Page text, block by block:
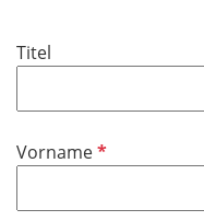
c
f
e
Titel
VornameP
l